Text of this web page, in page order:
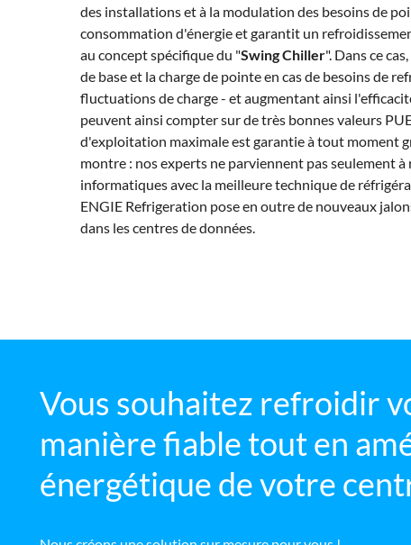
des installations et à la modulation des besoins de
consommation d'énergie et garantit un
au concept spécifique du "Swing Chiller". Dans ce
de base et la charge de pointe en cas de besoins de
fluctuations de charge - et augmentant ainsi
peuvent ainsi compter sur de très bonnes valeurs
d'exploitation maximale est garantie à tout moment
montre : nos experts ne parviennent pas seulement
informatiques avec la meilleure technique de
ENGIE Refrigeration pose en outre de nouveaux
dans les centres de données.
Vous souhaitez refroidir
manière fiable tout en
énergétique de votre